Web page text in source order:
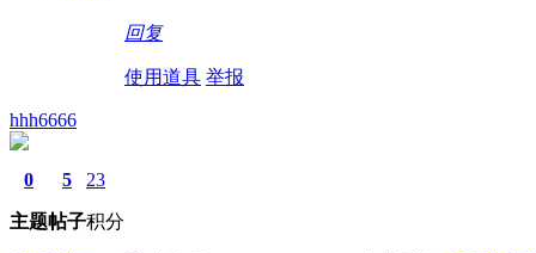
回复
使用道具 举报
hhh6666
0
主题
5
帖子
23
积分